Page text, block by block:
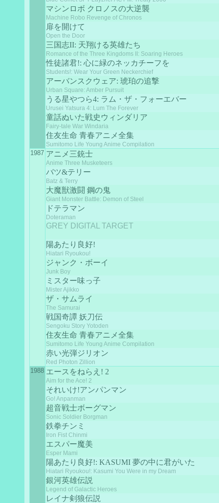
マシンロボ クロノスの大逆襲
Machine Robo Revenge of Chronos
扉を開けて
Open the Door
三国志II: 天翔ける英雄たち
Romance of the Three Kingdoms II: Soaring Heroes
性徒諸君!: 心に緑のネッカチーフを
Students!: Wear Your Green Neckerchief
アーバンスクウェア: 琥珀の追撃
Urban Square: Amber Pursuit
うる星やつら4: ラム・ザ・フォーエバー
Urusei Yatsura 4: Lum The Forever
童話ぬいた戦史ウィンダリア
Fairy-tale War Windaria
住友生命 青春アニメ全集
Sumitomo Life Young Anime Compilation
1987 アニメ三銃士
Anime Three Musketeers
バツ&テリー
Batz & Terry
大魔獣激闘 鋼の鬼
Giant Monster Battle: Demon of Steel
ドテラマン
Doteraman
GREY DIGITAL TARGET
陽あたり良好!
Hiatari Ryoukou!
ジャンク・ボーイ
Junk Boy
ミスター味っ子
Mister Ajikko
ザ・サムライ
The Samurai
戦国奇譚 妖刀伝
Sengoku Story Yotoden
住友生命 青春アニメ全集
Sumitomo Life Young Anime Compilation
赤い光弾ジリオン
Red Photon Zillion
1988 エースをねらえ! 2
Aim for the Ace! 2
それいけ!アンパンマン
Go! Anpanman
超音戦士ボーグマン
Sonic Soldier Borgman
鉄拳チンミ
Iron Fist Chinmi
エスパー魔美
Esper Mami
陽あたり良好!: KASUMI 夢の中に君がいた
Hiatari Ryoukou!: Kasumi You Were in my Dream
銀河英雄伝説
Legend of Galactic Heroes
レイナ剣狼伝説